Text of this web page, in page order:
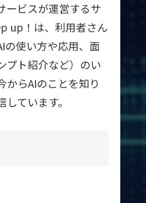
ービスが運営するサ
up！は、利用者さん
の使い方や応用、面
プト紹介など）のい
からAIのことを知り
ています。